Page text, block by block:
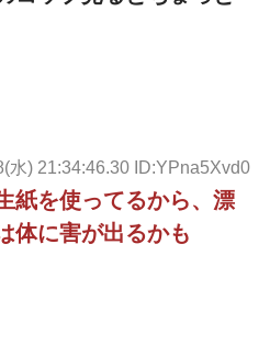
水) 21:34:46.30 ID:YPna5Xvd0
紙を使ってるから、漂
体に害が出るかも